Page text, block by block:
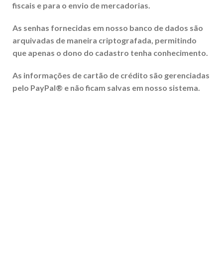
fiscais e para o envio de mercadorias.
As senhas fornecidas em nosso banco de dados são
arquivadas de maneira criptografada, permitindo
que apenas o dono do cadastro tenha conhecimento.
As informações de cartão de crédito são gerenciadas
pelo PayPal® e não ficam salvas em nosso sistema.